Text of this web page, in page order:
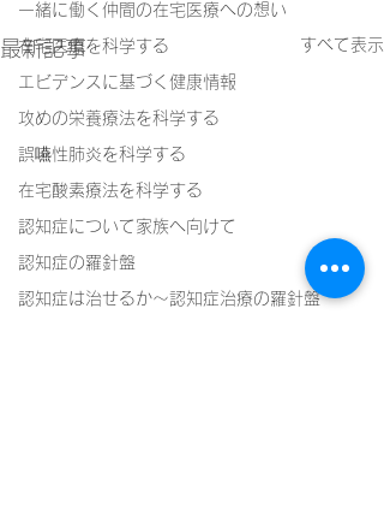
一緒に働く仲間の在宅医療への想い
在宅医療を科学する
エビデンスに基づく健康情報
攻めの栄養療法を科学する
誤嚥性肺炎を科学する
在宅酸素療法を科学する
認知症について家族へ向けて
認知症の羅針盤
認知症は治せるか～認知症治療の羅針盤
最新記事 すべて表示